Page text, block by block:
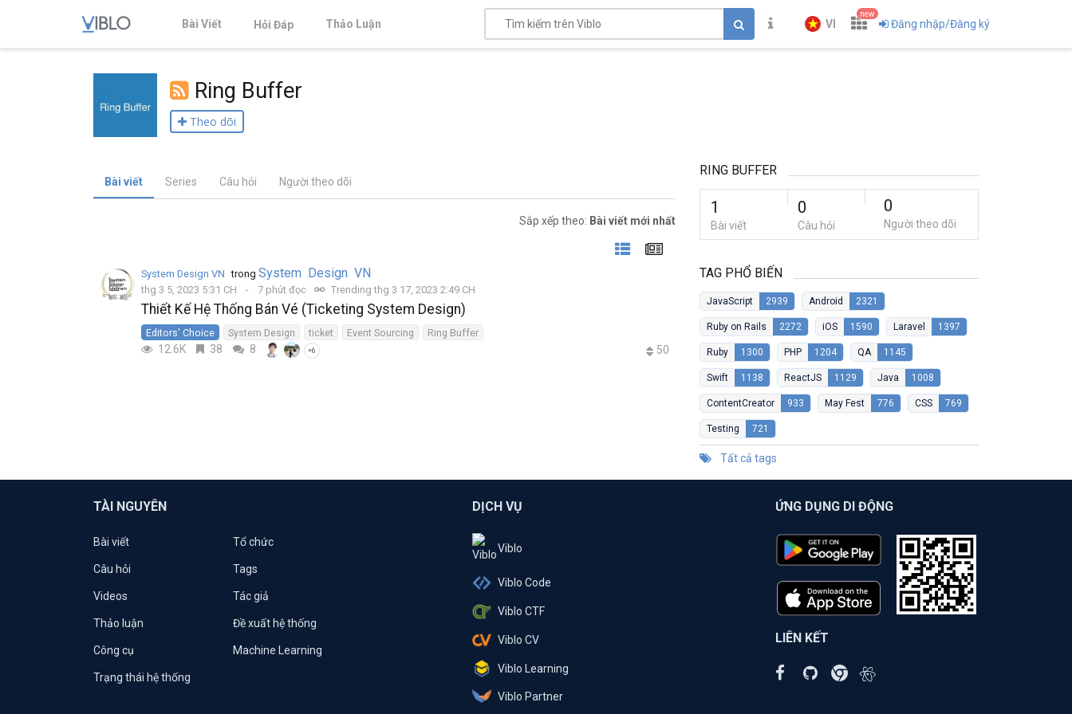
Bài Viết Hỏi Đáp Thảo Luận VI
new
Đăng nhập/Đăng ký
Ring Buffer
Theo dõi
Bài viết Series Câu hỏi Người theo dõi
Sắp xếp theo: Bài viết mới nhất
System Design VN trong System Design VN
thg 3 5, 2023 5:31 CH 7 phút đọc Trending thg 3 17, 2023 2:49 CH
Thiết Kế Hệ Thống Bán Vé (Ticketing System Design)
Editors' Choice System Design ticket Event Sourcing Ring Buffer
12.6K 38 8 +6 50
RING BUFFER
1
Bài viết
0
Câu hỏi
0
Người theo dõi
TAG PHỔ BIẾN
JavaScript 2939 Android 2321
Ruby on Rails 2272 iOS 1590 Laravel 1397
Ruby 1300 PHP 1204 QA 1145
Swift 1138 ReactJS 1129 Java 1008
ContentCreator 933 May Fest 776 CSS 769
Testing 721
Tất cả tags
TÀI NGUYÊN
Bài viết Tổ chức
Câu hỏi Tags
Videos Tác giả
Thảo luận Đề xuất hệ thống
Công cụ Machine Learning
Trạng thái hệ thống
DỊCH VỤ
Viblo
Viblo Code
Viblo CTF
Viblo CV
Viblo Learning
Viblo Partner
ỨNG DỤNG DI ĐỘNG
LIÊN KẾT